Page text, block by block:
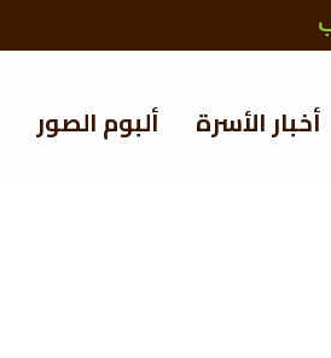
أخبار الأسرة ألبوم الصور